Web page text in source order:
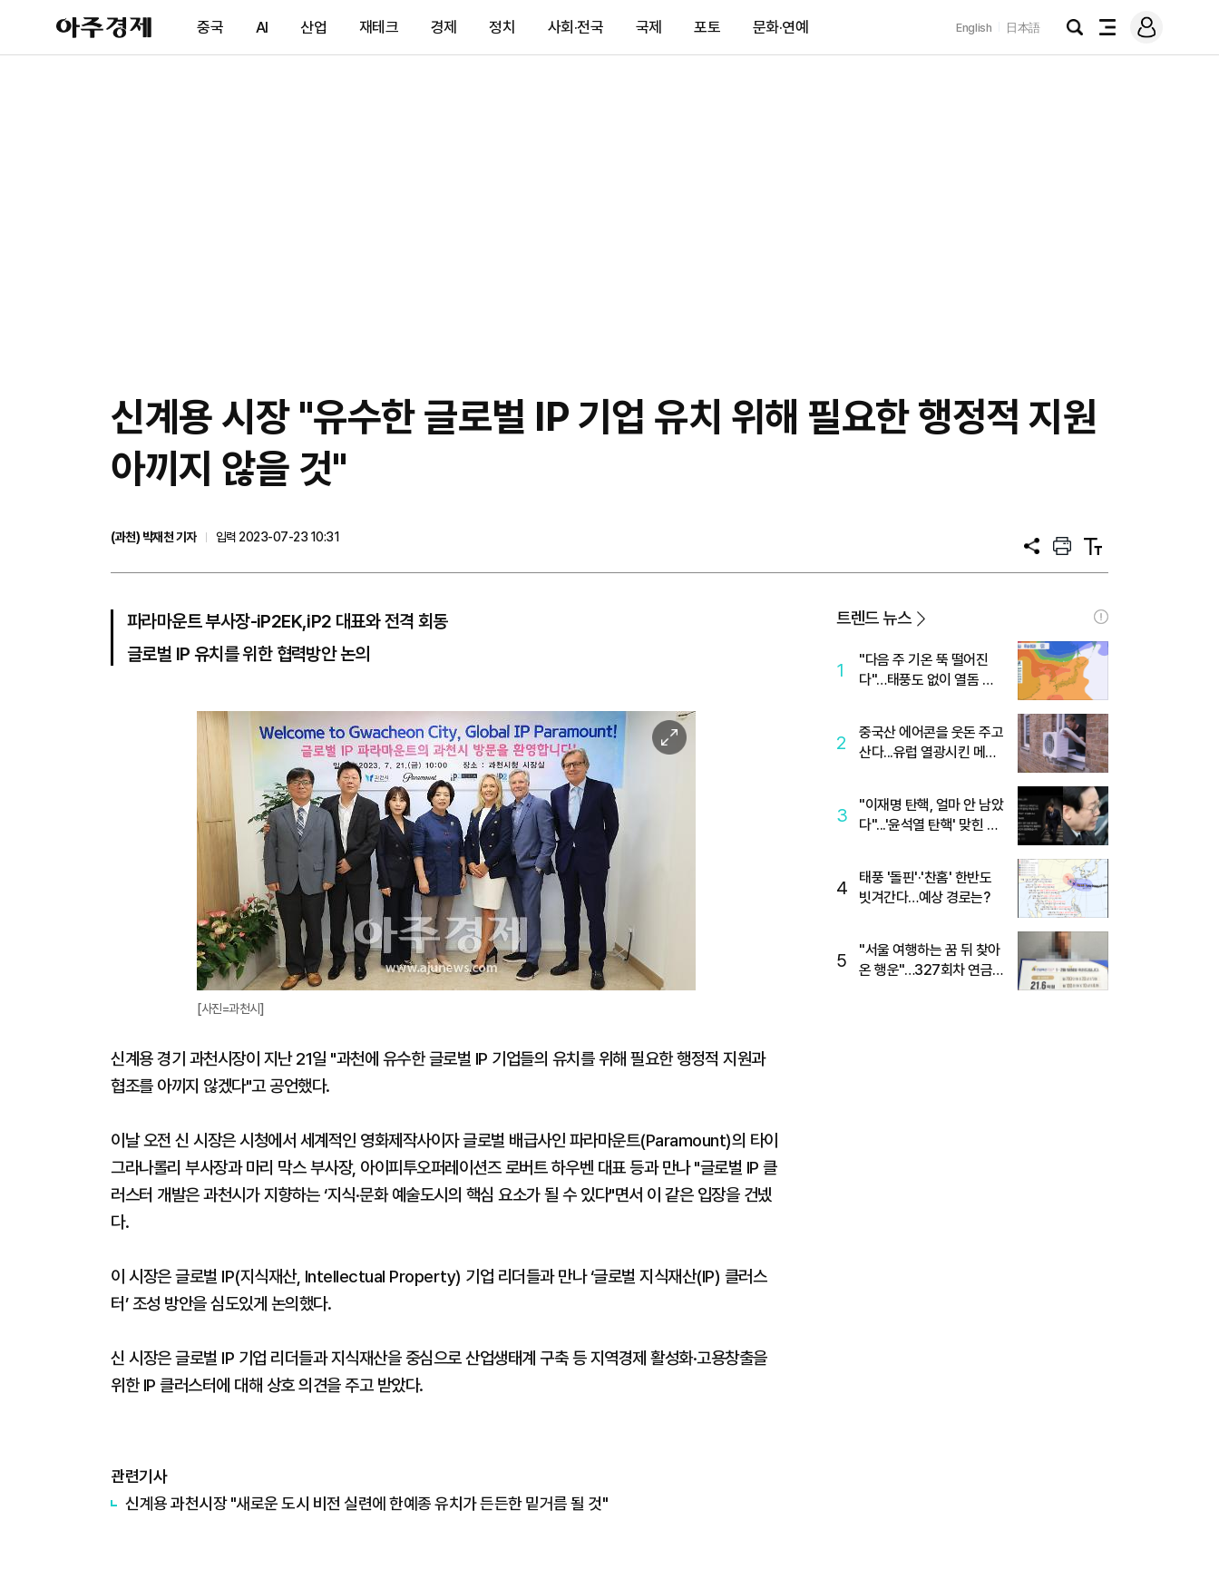
아
주
제
중국 AI 산업 재테크 경제 정치 사회·전국 국제 포토 문화·연예 English 日本語
검
전
메
그
신계용 시장 "유수한 글로벌 IP 기업 유치 위해 필요한 행정적 지원
아끼지 않을 것"
(과천) 박재천 기자
입력 2023-07-23 10:31
공
프
트
텍
트
파라마운트 부사장-iP2EK,iP2 대표와 전격 회동
글로벌 IP 유치를 위한 협력방안 논의
이
미
[사진=과천시]
신계용 경기 과천시장이 지난 21일 "과천에 유수한 글로벌 IP 기업들의 유치를 위해 필요한 행정적 지원과
협조를 아끼지 않겠다"고 공언했다.
이날 오전 신 시장은 시청에서 세계적인 영화제작사이자 글로벌 배급사인 파라마운트(Paramount)의 타이
그라나롤리 부사장과 마리 막스 부사장, 아이피투오퍼레이션즈 로버트 하우벤 대표 등과 만나 "글로벌 IP 클
러스터 개발은 과천시가 지향하는 ‘지식·문화 예술도시의 핵심 요소가 될 수 있다"면서 이 같은 입장을 건넸
다.
이 시장은 글로벌 IP(지식재산, Intellectual Property) 기업 리더들과 만나 ‘글로벌 지식재산(IP) 클러스
터’ 조성 방안을 심도있게 논의했다.
신 시장은 글로벌 IP 기업 리더들과 지식재산을 중심으로 산업생태계 구축 등 지역경제 활성화·고용창출을
위한 IP 클러스터에 대해 상호 의견을 주고 받았다.
관련기사
신계용 과천시장 "새로운 도시 비전 실련에 한예종 유치가 든든한 밑거름 될 것"
트렌드 뉴스
1
"다음 주 기온 뚝 떨어진
다"…태풍도 없이 열돔 박
2
중국산 에어콘을 웃돈 주고
산다...유럽 열광시킨 메이
3
"이재명 탄핵, 얼마 안 남았
다"...'윤석열 탄핵' 맞힌 무
4
태풍 '돌핀'·'찬홈' 한반도
빗겨간다…예상 경로는?
5
"서울 여행하는 꿈 뒤 찾아
온 행운"…327회차 연금